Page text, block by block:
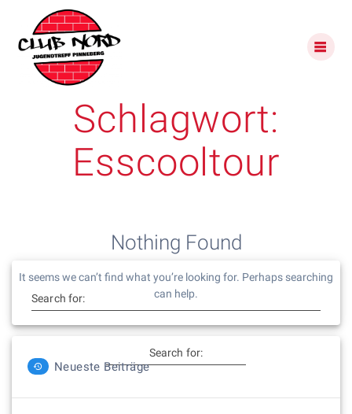
Schlagwort:
Esscooltour
Nothing Found
It seems we can’t find what you’re looking for. Perhaps searching
can help.
Search for:
Search for:
Neueste Beiträge